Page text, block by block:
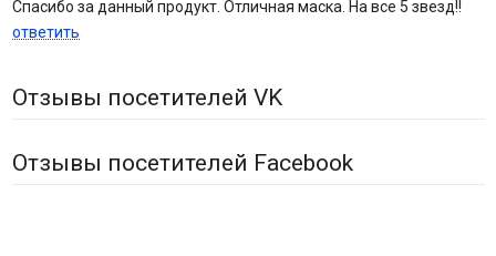
Спасибо за данный продукт. Отличная маска. На все 5 звезд!!
ответить
Отзывы посетителей VK
Отзывы посетителей Facebook